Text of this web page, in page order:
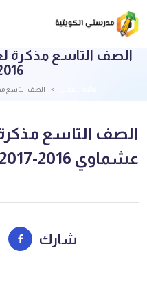
الصف التاسع مذكرة
2017
الصف التاسع
الصف التاسع
عشماوي 2016-2017
شارك